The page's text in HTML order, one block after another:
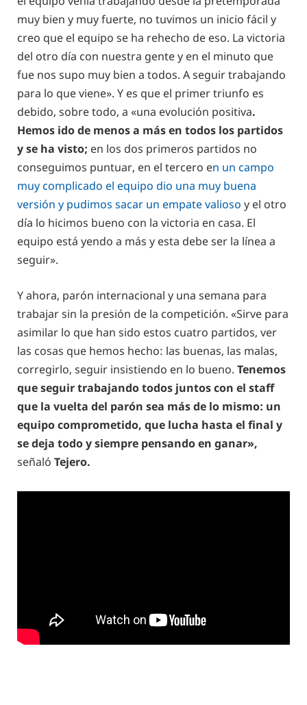
muy bien y muy fuerte, no tuvimos un inicio fácil y
creo que el equipo se ha rehecho de eso. La victoria
del otro día con nuestra gente y en el minuto que
fue nos supo muy bien a todos. A seguir trabajando
para lo que viene». Y es que el primer triunfo es
debido, sobre todo, a «una evolución positiva.
Hemos ido de menos a más en todos los partidos
y se ha visto; en los dos primeros partidos no
conseguimos puntuar, en el tercero en un campo
muy complicado el equipo dio una muy buena
versión y pudimos sacar un empate valioso y el otro
día lo hicimos bueno con la victoria en casa. El
equipo está yendo a más y esta debe ser la línea a
seguir».
Y ahora, parón internacional y una semana para
trabajar sin la presión de la competición. «Sirve para
asimilar lo que han sido estos cuatro partidos, ver
las cosas que hemos hecho: las buenas, las malas,
corregirlo, seguir insistiendo en lo bueno. Tenemos
que seguir trabajando todos juntos con el staff
que la vuelta del parón sea más de lo mismo: un
equipo comprometido, que lucha hasta el final y
se deja todo y siempre pensando en ganar»,
señaló Tejero.